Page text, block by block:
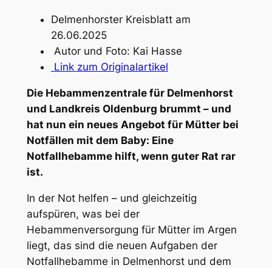
Delmenhorster Kreisblatt am
26.06.2025
Autor und Foto: Kai Hasse
Link zum Originalartikel
Die Hebammenzentrale für Delmenhorst
und Landkreis Oldenburg brummt – und
hat nun ein neues Angebot für Mütter bei
Notfällen mit dem Baby: Eine
Notfallhebamme hilft, wenn guter Rat rar
ist.
In der Not helfen – und gleichzeitig
aufspüren, was bei der
Hebammenversorgung für Mütter im Argen
liegt, das sind die neuen Aufgaben der
Notfallhebamme in Delmenhorst und dem